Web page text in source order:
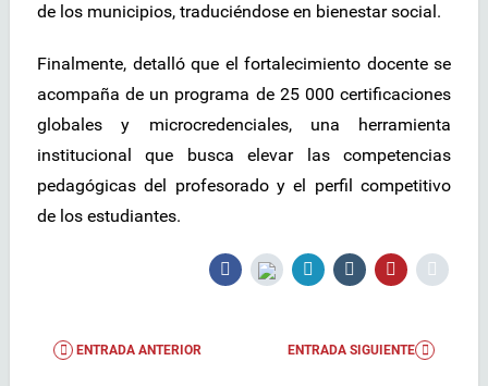
de los municipios, traduciéndose en bienestar social.
Finalmente, detalló que el fortalecimiento docente se
acompaña de un programa de 25 000 certificaciones
globales y microcredenciales, una herramienta
institucional que busca elevar las competencias
pedagógicas del profesorado y el perfil competitivo
de los estudiantes.
ENTRADA ANTERIOR ENTRADA SIGUIENTE